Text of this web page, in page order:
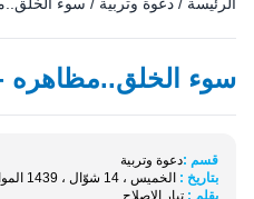
سوء الخلق..مظاهره -
قسم :دعوة وتربية
بتاريخ : الخميس ، 14 شوّال ، 1439 الموافق 28 يونيو 2018
بقلم : تيار الاصلاح